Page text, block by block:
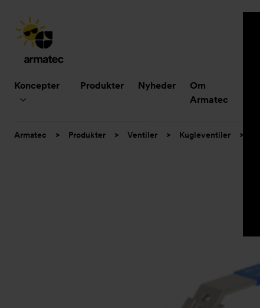
Koncepter Produkter Nyheder
Om
Armatec
Du
Armatec > Produkter > Ventiler > Kugleventiler >